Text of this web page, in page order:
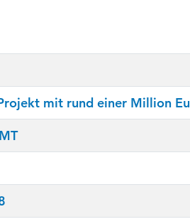
mit rund einer Million